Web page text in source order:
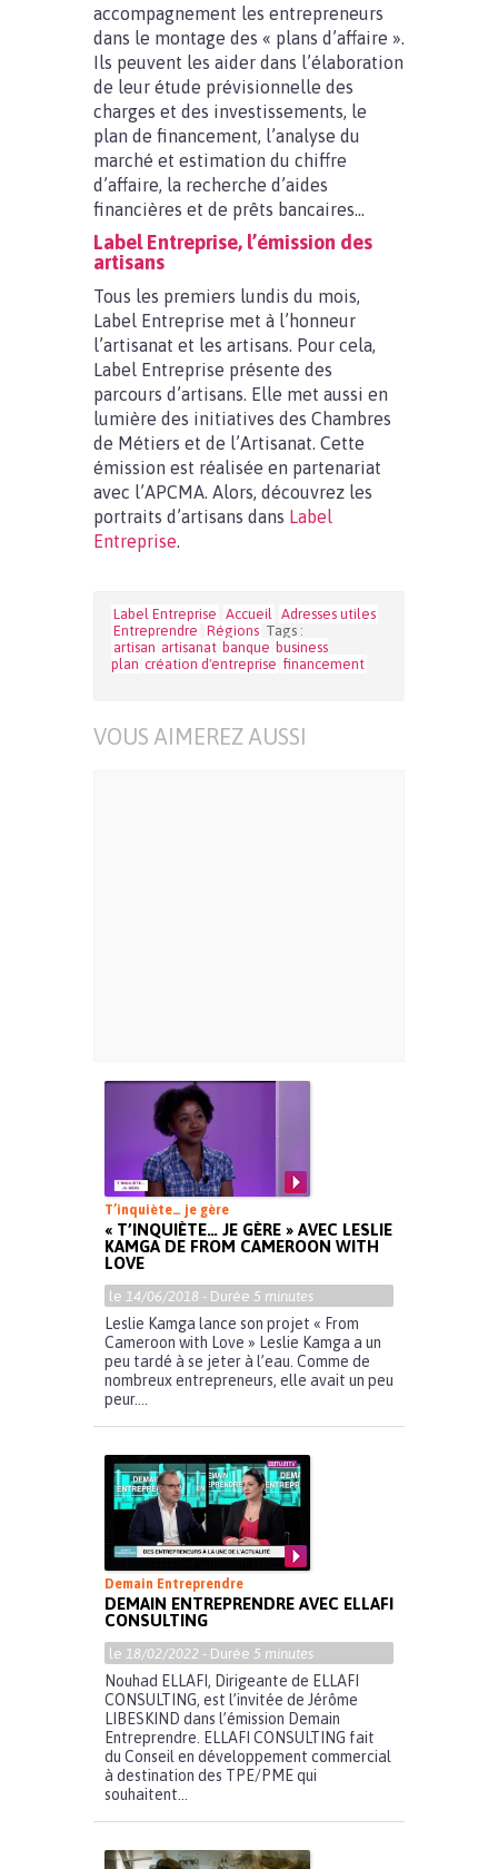
accompagnement les entrepreneurs
dans le montage des « plans d’affaire ».
Ils peuvent les aider dans l’élaboration
de leur étude prévisionnelle des
charges et des investissements, le
plan de financement, l’analyse du
marché et estimation du chiffre
d’affaire, la recherche d’aides
financières et de prêts bancaires…
Label Entreprise, l’émission des
artisans
Tous les premiers lundis du mois,
Label Entreprise met à l’honneur
l’artisanat et les artisans. Pour cela,
Label Entreprise présente des
parcours d’artisans. Elle met aussi en
lumière des initiatives des Chambres
de Métiers et de l’Artisanat. Cette
émission est réalisée en partenariat
avec l’APCMA. Alors, découvrez les
portraits d’artisans dans Label
Entreprise.
Label Entreprise Accueil Adresses utiles
Entreprendre Régions Tags :
artisan artisanat banque business
plan création d'entreprise financement
VOUS AIMEREZ AUSSI
T’inquiète… je gère
« T’INQUIÈTE… JE GÈRE » AVEC LESLIE
KAMGA DE FROM CAMEROON WITH
LOVE
le 14/06/2018 - Durée 5 minutes
Leslie Kamga lance son projet « From
Cameroon with Love » Leslie Kamga a un
peu tardé à se jeter à l’eau. Comme de
nombreux entrepreneurs, elle avait un peu
peur....
Demain Entreprendre
DEMAIN ENTREPRENDRE AVEC ELLAFI
CONSULTING
le 18/02/2022 - Durée 5 minutes
Nouhad ELLAFI, Dirigeante de ELLAFI
CONSULTING, est l’invitée de Jérôme
LIBESKIND dans l’émission Demain
Entreprendre. ELLAFI CONSULTING fait
du Conseil en développement commercial
à destination des TPE/PME qui
souhaitent...